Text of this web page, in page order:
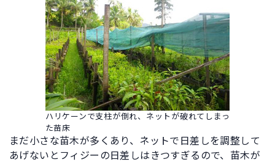
ハリケーンで支柱が倒れ、ネットが破れてしまっ
た苗床
まだ小さな苗木が多くあり、ネットで日差しを調整して
あげないとフィジーの日差しはきつすぎるので、苗木が